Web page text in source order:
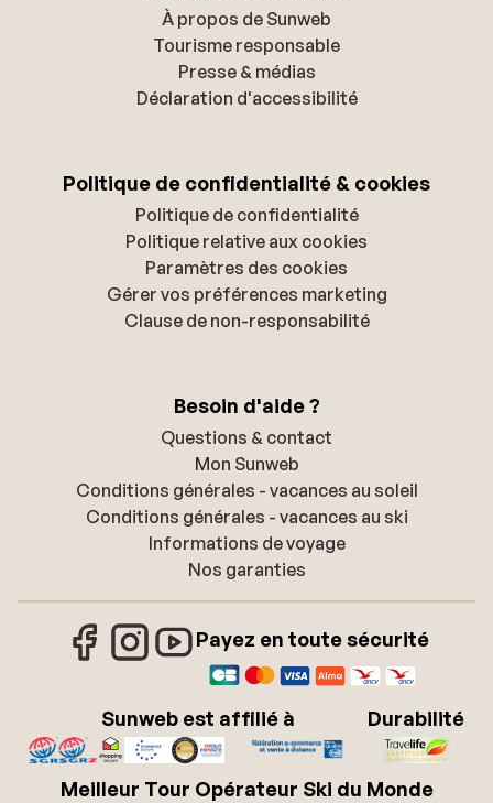
À propos de Sunweb
Tourisme responsable
Presse & médias
Déclaration d'accessibilité
Politique de confidentialité & cookies
Politique de confidentialité
Politique relative aux cookies
Paramètres des cookies
Gérer vos préférences marketing
Clause de non-responsabilité
Besoin d'aide ?
Questions & contact
Mon Sunweb
Conditions générales - vacances au soleil
Conditions générales - vacances au ski
Informations de voyage
Nos garanties
Payez en toute sécurité
Sunweb est affilié à Durabilité
Meilleur Tour Opérateur Ski du Monde